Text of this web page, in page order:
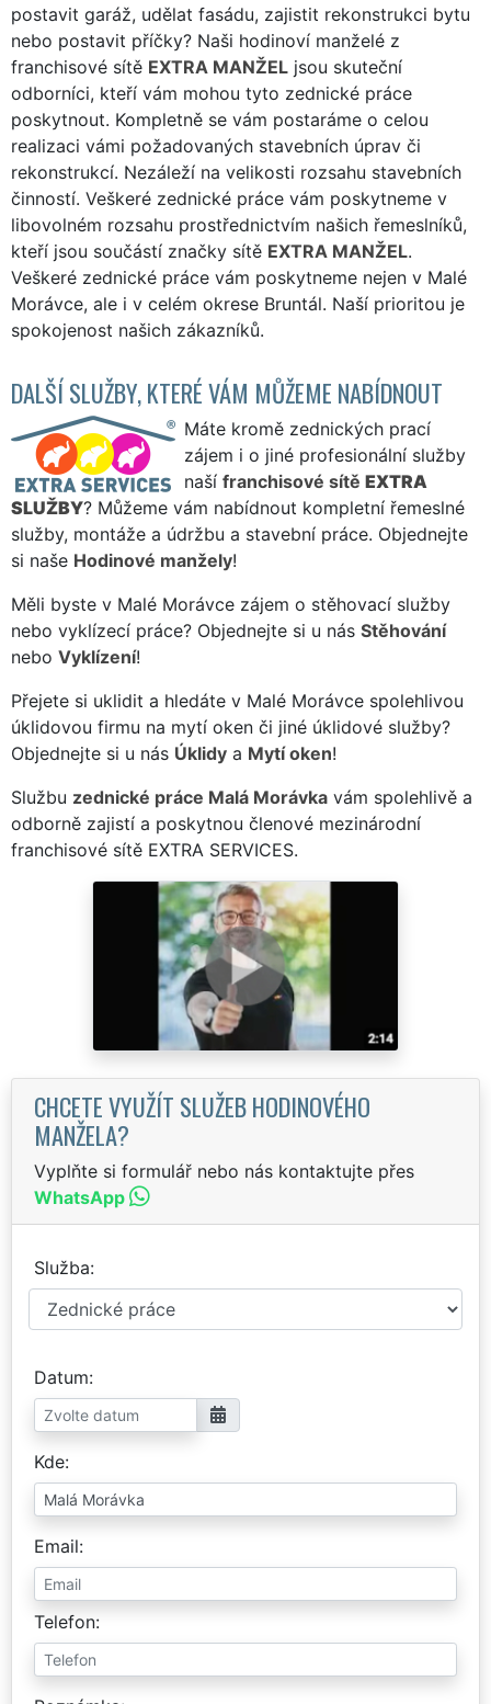
postavit garáž, udělat fasádu, zajistit rekonstrukci bytu
nebo postavit příčky? Naši hodinoví manželé z
franchisové sítě EXTRA MANŽEL jsou skuteční
odborníci, kteří vám mohou tyto zednické práce
poskytnout. Kompletně se vám postaráme o celou
realizaci vámi požadovaných stavebních úprav či
rekonstrukcí. Nezáleží na velikosti rozsahu stavebních
činností. Veškeré zednické práce vám poskytneme v
libovolném rozsahu prostřednictvím našich řemeslníků,
kteří jsou součástí značky sítě EXTRA MANŽEL.
Veškeré zednické práce vám poskytneme nejen v Malé
Morávce, ale i v celém okrese Bruntál. Naší prioritou je
spokojenost našich zákazníků.
DALŠÍ SLUŽBY, KTERÉ VÁM MŮŽEME NABÍDNOUT
Máte kromě zednických prací
zájem i o jiné profesionální služby
naší franchisové sítě EXTRA
SLUŽBY? Můžeme vám nabídnout kompletní řemeslné
služby, montáže a údržbu a stavební práce. Objednejte
si naše Hodinové manžely!
Měli byste v Malé Morávce zájem o stěhovací služby
nebo vyklízecí práce? Objednejte si u nás Stěhování
nebo Vyklízení!
Přejete si uklidit a hledáte v Malé Morávce spolehlivou
úklidovou firmu na mytí oken či jiné úklidové služby?
Objednejte si u nás Úklidy a Mytí oken!
Službu zednické práce Malá Morávka vám spolehlivě a
odborně zajistí a poskytnou členové mezinárodní
franchisové sítě EXTRA SERVICES.
CHCETE VYUŽÍT SLUŽEB HODINOVÉHO
MANŽELA?
Vyplňte si formulář nebo nás kontaktujte přes
WhatsApp
Služba
Datum
Kde
Email
Telefon